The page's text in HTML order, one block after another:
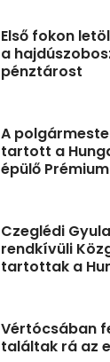
Első fokon
a
pénztárost
A
tartott a
épülő
Czeglédi
rendkívüli
tartottak a
Vértócsában
találtak rá az